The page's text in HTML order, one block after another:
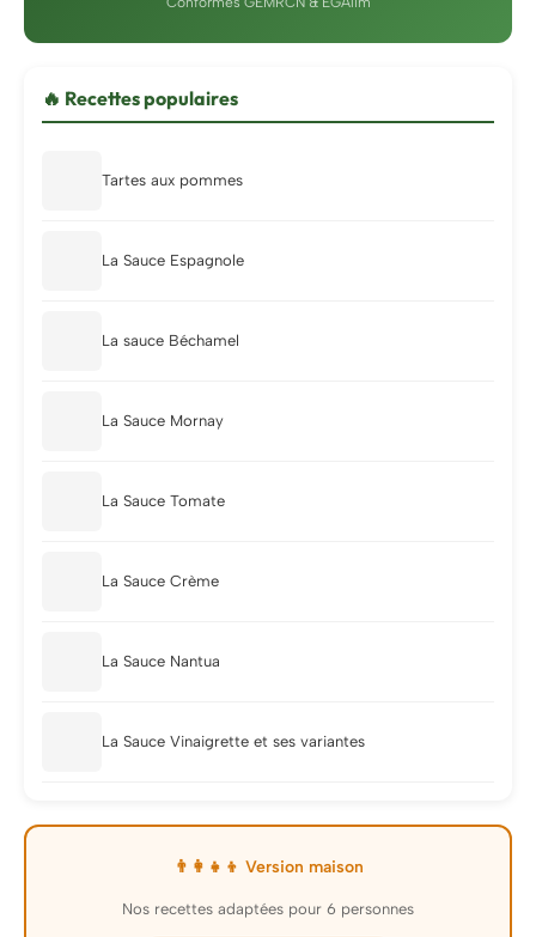
🔥 Recettes populaires
Tartes aux pommes
La Sauce Espagnole
La sauce Béchamel
La Sauce Mornay
La Sauce Tomate
La Sauce Crème
La Sauce Nantua
La Sauce Vinaigrette et ses variantes
👨‍👩‍👧‍👦 Version maison
Nos recettes adaptées pour 6 personnes